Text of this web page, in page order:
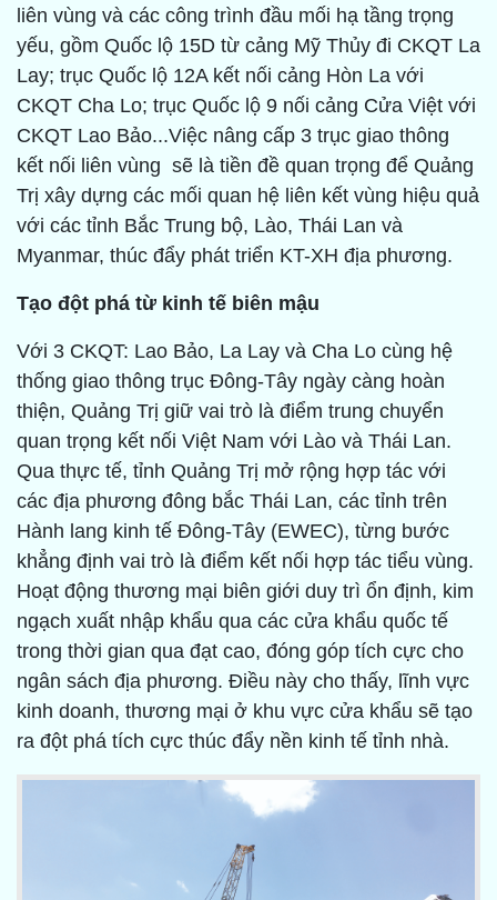
liên vùng và các công trình đầu mối hạ tầng trọng
yếu, gồm Quốc lộ 15D từ cảng Mỹ Thủy đi CKQT La
Lay; trục Quốc lộ 12A kết nối cảng Hòn La với
CKQT Cha Lo; trục Quốc lộ 9 nối cảng Cửa Việt với
CKQT Lao Bảo...Việc nâng cấp 3 trục giao thông
kết nối liên vùng sẽ là tiền đề quan trọng để Quảng
Trị xây dựng các mối quan hệ liên kết vùng hiệu quả
với các tỉnh Bắc Trung bộ, Lào, Thái Lan và
Myanmar, thúc đẩy phát triển KT-XH địa phương.
Tạo đột phá từ kinh tế biên mậu
Với 3 CKQT: Lao Bảo, La Lay và Cha Lo cùng hệ
thống giao thông trục Đông-Tây ngày càng hoàn
thiện, Quảng Trị giữ vai trò là điểm trung chuyển
quan trọng kết nối Việt Nam với Lào và Thái Lan.
Qua thực tế, tỉnh Quảng Trị mở rộng hợp tác với
các địa phương đông bắc Thái Lan, các tỉnh trên
Hành lang kinh tế Đông-Tây (EWEC), từng bước
khẳng định vai trò là điểm kết nối hợp tác tiểu vùng.
Hoạt động thương mại biên giới duy trì ổn định, kim
ngạch xuất nhập khẩu qua các cửa khẩu quốc tế
trong thời gian qua đạt cao, đóng góp tích cực cho
ngân sách địa phương. Điều này cho thấy, lĩnh vực
kinh doanh, thương mại ở khu vực cửa khẩu sẽ tạo
ra đột phá tích cực thúc đẩy nền kinh tế tỉnh nhà.